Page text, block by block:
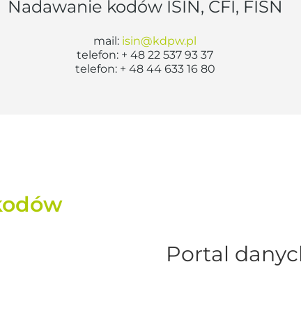
Nadawanie kodów ISIN, CFI, FISN
mail: isin@kdpw.pl
telefon: + 48 22 537 93 37
telefon: + 48 44 633 16 80
Portal